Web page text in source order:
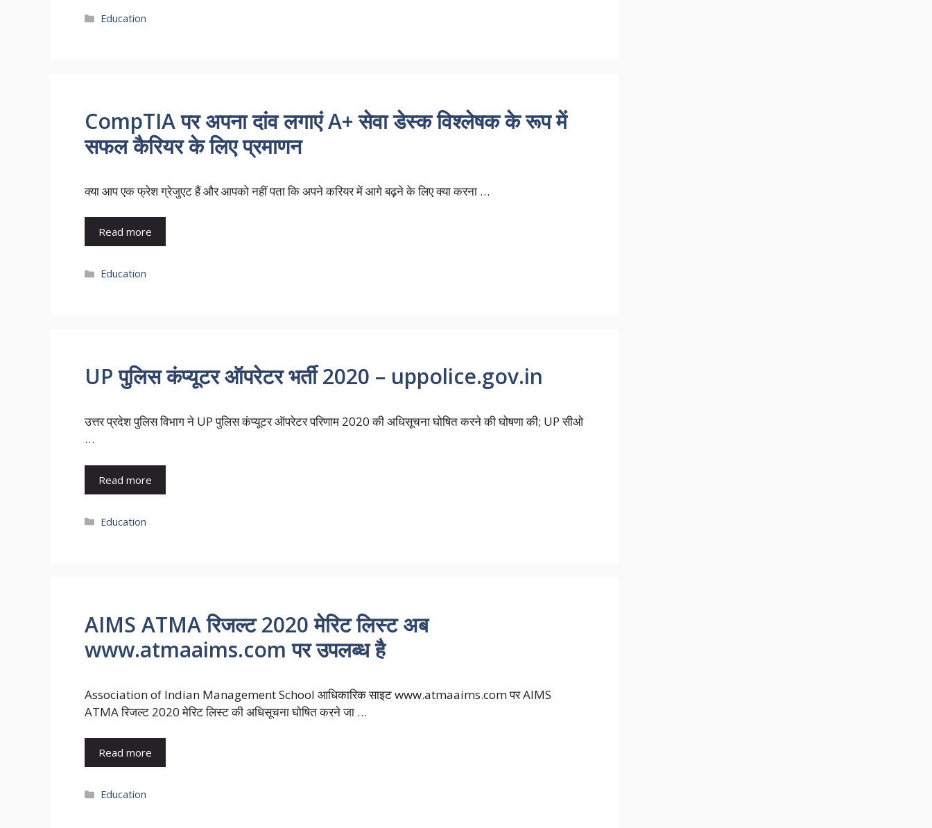
Categories
Education
CompTIA पर अपना दांव लगाएं A+ सेवा डेस्क विश्लेषक के रूप में
सफल कैरियर के लिए प्रमाणन
क्या आप एक फ्रेश ग्रेजुएट हैं और आपको नहीं पता कि अपने करियर में आगे बढ़ने के लिए क्या करना …
Read more
Categories
Education
UP पुलिस कंप्यूटर ऑपरेटर भर्ती 2020 – uppolice.gov.in
उत्तर प्रदेश पुलिस विभाग ने UP पुलिस कंप्यूटर ऑपरेटर परिणाम 2020 की अधिसूचना घोषित करने की घोषणा की; UP सीओ
…
Read more
Categories
Education
AIMS ATMA रिजल्ट 2020 मेरिट लिस्ट अब
www.atmaaims.com पर उपलब्ध है
Association of Indian Management School आधिकारिक साइट www.atmaaims.com पर AIMS
ATMA रिजल्ट 2020 मेरिट लिस्ट की अधिसूचना घोषित करने जा …
Read more
Categories
Education